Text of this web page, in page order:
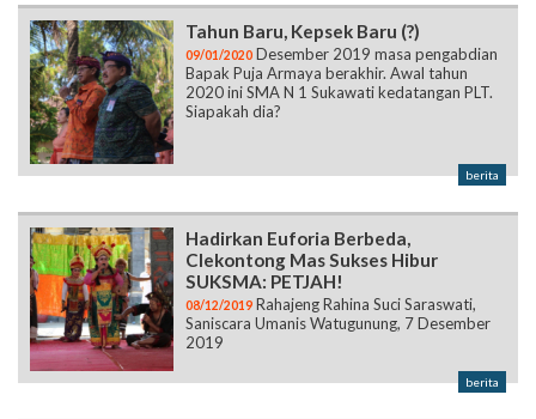
Tahun Baru, Kepsek Baru (?)
09/01/2020 Desember 2019 masa pengabdian
Bapak Puja Armaya berakhir. Awal tahun
2020 ini SMA N 1 Sukawati kedatangan PLT.
Siapakah dia?
berita
Hadirkan Euforia Berbeda,
Clekontong Mas Sukses Hibur
SUKSMA: PETJAH!
08/12/2019 Rahajeng Rahina Suci Saraswati,
Saniscara Umanis Watugunung, 7 Desember
2019
berita